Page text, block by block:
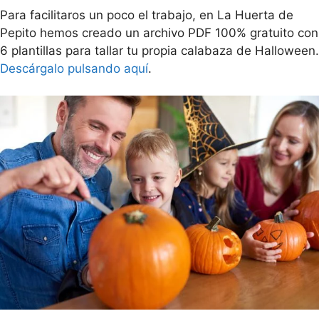
Para facilitaros un poco el trabajo, en La Huerta de
Pepito hemos creado un archivo PDF 100% gratuito con
6 plantillas para tallar tu propia calabaza de Halloween.
Descárgalo pulsando aquí.